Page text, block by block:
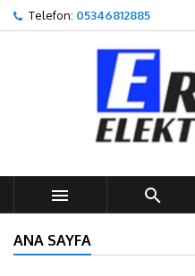
Telefon: 05346812885
 
ANA SAYFA